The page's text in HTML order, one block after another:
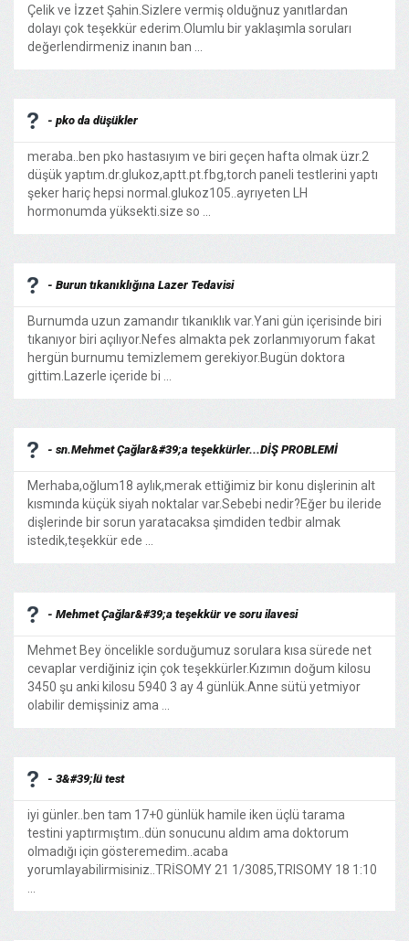
Çelik ve İzzet Şahin.Sizlere vermiş olduğnuz yanıtlardan
dolayı çok teşekkür ederim.Olumlu bir yaklaşımla soruları
değerlendirmeniz inanın ban ...
- pko da düşükler
meraba..ben pko hastasıyım ve biri geçen hafta olmak üzr.2
düşük yaptım.dr.glukoz,aptt.pt.fbg,torch paneli testlerini yaptı
şeker hariç hepsi normal.glukoz105..ayrıyeten LH
hormonumda yüksekti.size so ...
- Burun tıkanıklığına Lazer Tedavisi
Burnumda uzun zamandır tıkanıklık var.Yani gün içerisinde biri
tıkanıyor biri açılıyor.Nefes almakta pek zorlanmıyorum fakat
hergün burnumu temizlemem gerekiyor.Bugün doktora
gittim.Lazerle içeride bi ...
- sn.Mehmet Çağlar&#39;a teşekkürler...DİŞ PROBLEMİ
Merhaba,oğlum18 aylık,merak ettiğimiz bir konu dişlerinin alt
kısmında küçük siyah noktalar var.Sebebi nedir?Eğer bu ileride
dişlerinde bir sorun yaratacaksa şimdiden tedbir almak
istedik,teşekkür ede ...
- Mehmet Çağlar&#39;a teşekkür ve soru ilavesi
Mehmet Bey öncelikle sorduğumuz sorulara kısa sürede net
cevaplar verdiğiniz için çok teşekkürler.Kızımın doğum kilosu
3450 şu anki kilosu 5940 3 ay 4 günlük.Anne sütü yetmiyor
olabilir demişsiniz ama ...
- 3&#39;lü test
iyi günler..ben tam 17+0 günlük hamile iken üçlü tarama
testini yaptırmıştım..dün sonucunu aldım ama doktorum
olmadığı için gösteremedim..acaba
yorumlayabilirmisiniz..TRİSOMY 21 1/3085,TRISOMY 18 1:10